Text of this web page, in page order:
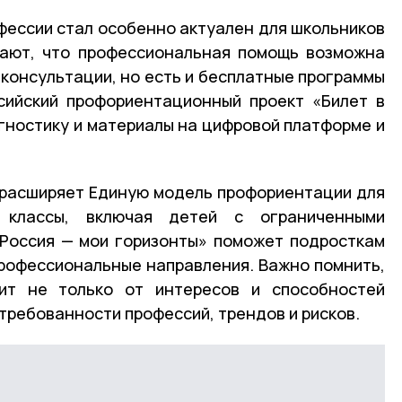
стал особенно актуален для школьников
что профессиональная помощь возможна
но есть и бесплатные программы
профориентационный проект «Билет в
и материалы на цифровой платформе и
Единую модель профориентации для
включая детей с ограниченными
— мои горизонты» поможет подросткам
направления. Важно помнить,
не только от интересов и способностей
профессий, трендов и рисков.